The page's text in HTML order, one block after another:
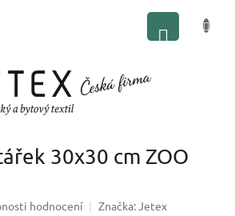
30x30 cm ZOO
hodnocení Značka:Jetex